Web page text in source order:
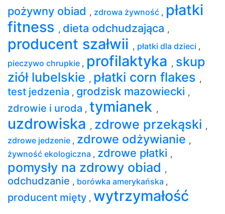
pożywny obiad , zdrowa żywność , płatki
fitness , dieta odchudzająca ,
producent szałwii , płatki dla dzieci ,
pieczywo chrupkie , profilaktyka , skup
ziół lubelskie , płatki corn flakes ,
test jedzenia , grodzisk mazowiecki ,
zdrowie i uroda , tymianek ,
uzdrowiska , zdrowe przekąski ,
zdrowe jedzenie , zdrowe odżywianie ,
żywność ekologiczna , zdrowe płatki ,
pomysły na zdrowy obiad ,
odchudzanie , borówka amerykańska ,
producent mięty , wytrzymałość